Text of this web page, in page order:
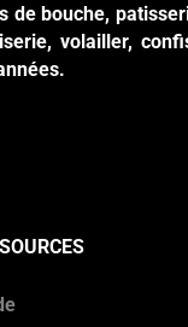
bouche,
volailler,